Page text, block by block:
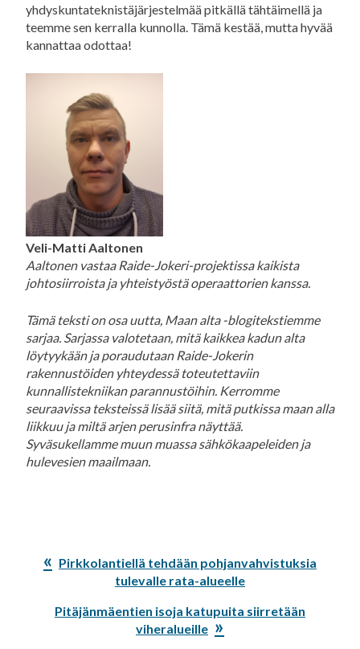
yhdyskuntateknistäjärjestelmää pitkällä tähtäimellä ja
teemme sen kerralla kunnolla. Tämä kestää, mutta hyvää
kannattaa odottaa!
Veli-Matti Aaltonen
Aaltonen vastaa Raide-Jokeri-projektissa kaikista
johtosiirroista ja yhteistyöstä operaattorien kanssa.
Tämä teksti on osa uutta, Maan alta -blogitekstiemme
sarjaa. Sarjassa valotetaan, mitä kaikkea kadun alta
löytyykään ja poraudutaan Raide-Jokerin
rakennustöiden yhteydessä toteutettaviin
kunnallistekniikan parannustöihin. Kerromme
seuraavissa teksteissä lisää siitä, mitä putkissa maan alla
liikkuu ja miltä arjen perusinfra näyttää.
Syväsukellamme muun muassa sähkökaapeleiden ja
hulevesien maailmaan.
Edellinen
Pirkkolantiellä tehdään pohjanvahvistuksia
tulevalle rata-alueelle
Seuraava
Pitäjänmäentien isoja katupuita siirretään
viheralueille